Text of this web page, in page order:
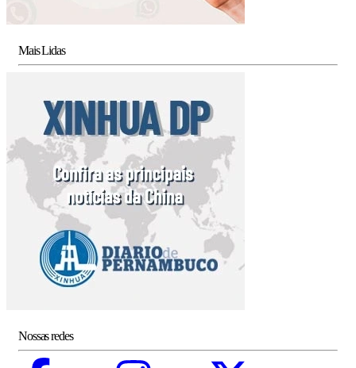
Mais Lidas
Nossas redes